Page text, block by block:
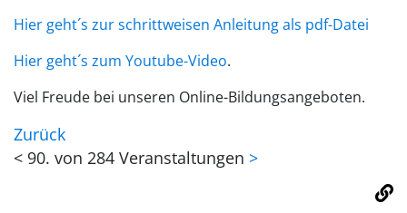
Hier geht´s zur schrittweisen Anleitung als pdf-Datei
Hier geht´s zum Youtube-Video.
Viel Freude bei unseren Online-Bildungsangeboten.
Zurück
< 90. von 284 Veranstaltungen >